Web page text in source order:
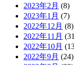
2023年2月 (8)
2023年1月 (7)
2022年12月 (8)
2022年11月
2022年10月
2022年9月 (24)